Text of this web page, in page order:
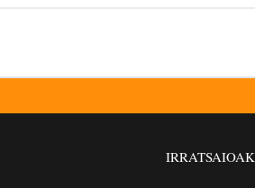
IRRATSAIOAK